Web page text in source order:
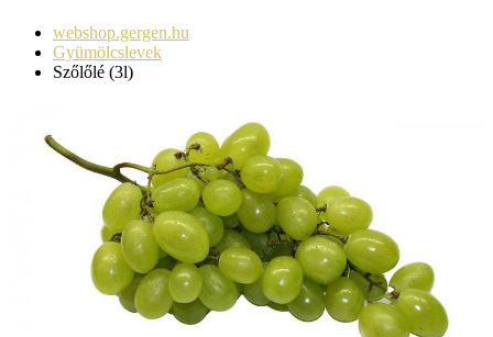
webshop.gergen.hu
Gyümölcslevek
Szőlőlé (3l)